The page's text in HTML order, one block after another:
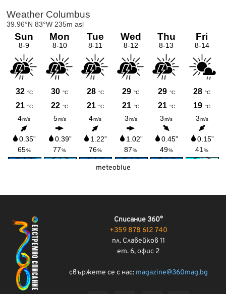
meteoblue
Списание 360°
+359 878 612 740
пл. Славейков 11
ет. 6, офис 2
свържете се с нас: magazine@360mag.bg